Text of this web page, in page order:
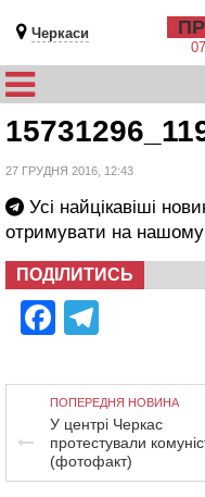
Черкаси
27 ГРУДНЯ 2016, 12:43
Усі найцікавіші
отримувати на нашому
ПОДІЛИТИСЬ
Facebook
ПОПЕРЕДНЯ НОВИНА
У центрі Черкас
протестували
(фотофакт)